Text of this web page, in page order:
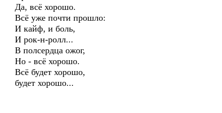
Да, всё хорошо.
Всё уже почти прошло:
И кайф, и боль,
И рок-н-ролл...
В полсердца ожог,
Но - всё хорошо.
Всё будет хорошо,
будет хорошо...